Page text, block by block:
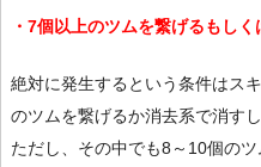
・7個以上のツムを繋げるもし
絶対に発生するという条件はス
のツムを繋げるか消去系で消す
ただし、その中でも8～10個の